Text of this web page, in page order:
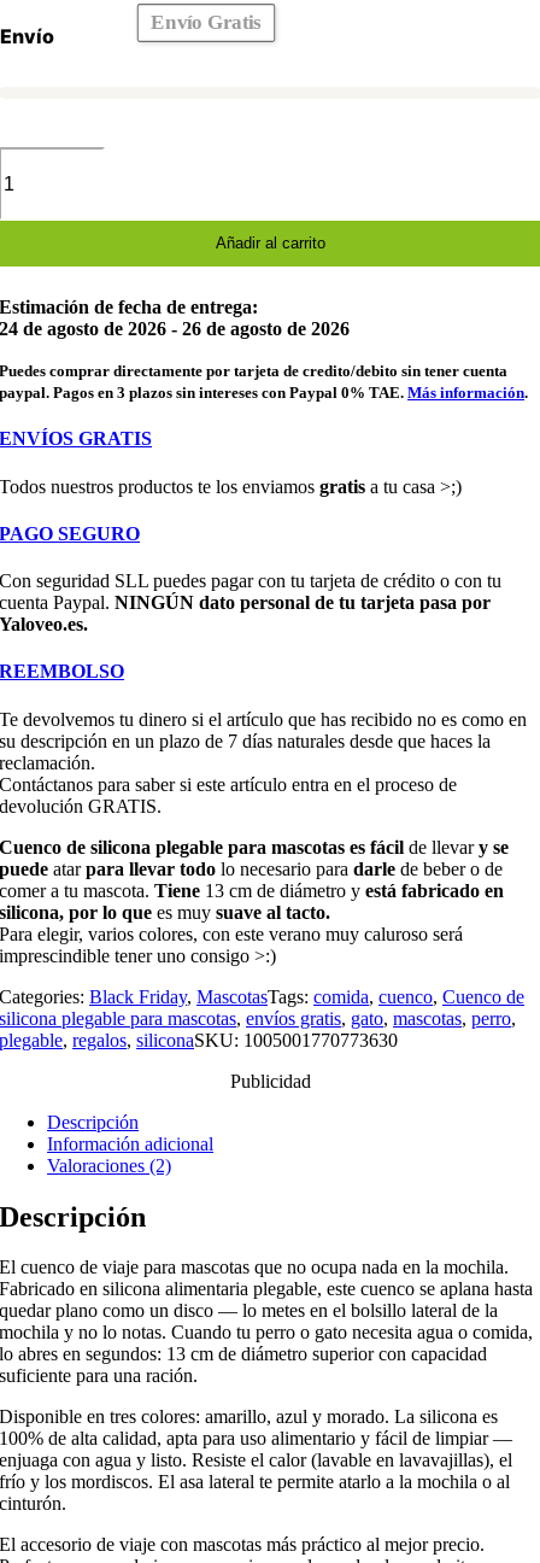
Envío
Envío Gratis
Añadir al carrito
Estimación de fecha de entrega:
24 de agosto de 2026 - 26 de agosto de 2026
Puedes comprar directamente por tarjeta de credito/debito sin tener cuenta
paypal. Pagos en 3 plazos sin intereses con Paypal 0% TAE.Más información.
ENVÍOS GRATIS
Todos nuestros productos te los enviamosgratis a tu casa >;)
PAGO SEGURO
Con seguridad SLL puedes pagar con tu tarjeta de crédito o con tu
cuenta Paypal.NINGÚN dato personal de tu tarjeta pasa por
Yaloveo.es.
REEMBOLSO
Te devolvemos tu dinero si el artículo que has recibido no es como en
su descripción en un plazo de 7 días naturales desde que haces la
reclamación.
Contáctanos para saber si este artículo entra en el proceso de
devolución GRATIS.
Cuenco de silicona plegable para mascotas es fácil de llevary se
puede atarpara llevar todo lo necesario paradarle de beber o de
comer a tu mascota.Tiene 13 cm de diámetro yestá fabricado en
silicona, por lo que es muysuave al tacto.
Para elegir, varios colores, con este verano muy caluroso será
imprescindible tener uno consigo >:)
Categories:Black Friday,MascotasTags:comida,cuenco,Cuenco de
silicona plegable para mascotas,envíos gratis, gato,mascotas,perro,
plegable,regalos,siliconaSKU: 1005001770773630
Publicidad
Descripción
Información adicional
Valoraciones (2)
Descripción
El cuenco de viaje para mascotas que no ocupa nada en la mochila.
Fabricado en silicona alimentaria plegable, este cuenco se aplana hasta
quedar plano como un disco — lo metes en el bolsillo lateral de la
mochila y no lo notas. Cuando tu perro o gato necesita agua o comida,
lo abres en segundos: 13 cm de diámetro superior con capacidad
suficiente para una ración.
Disponible en tres colores: amarillo, azul y morado. La silicona es
100% de alta calidad, apta para uso alimentario y fácil de limpiar —
enjuaga con agua y listo. Resiste el calor (lavable en lavavajillas), el
frío y los mordiscos. El asa lateral te permite atarlo a la mochila o al
cinturón.
El accesorio de viaje con mascotas más práctico al mejor precio.